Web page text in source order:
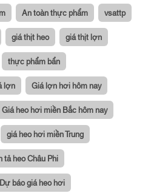
An toàn thực phẩm vsattp
giá thịt heo giá thịt lợn
thực phẩm bẩn
lợn Giá lợn hơi hôm nay
Giá heo hơi miền Bắc hôm nay
giá heo hơi miền Trung
tả heo Châu Phi
Dự báo giá heo hơi